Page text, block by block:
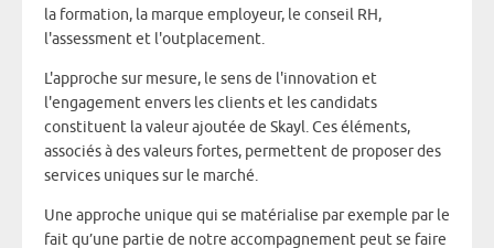
la formation, la marque employeur, le conseil RH,
l'assessment et l'outplacement.
L'approche sur mesure, le sens de l'innovation et
l'engagement envers les clients et les candidats
constituent la valeur ajoutée de Skayl. Ces éléments,
associés à des valeurs fortes, permettent de proposer des
services uniques sur le marché.
Une approche unique qui se matérialise par exemple par le
fait qu’une partie de notre accompagnement peut se faire